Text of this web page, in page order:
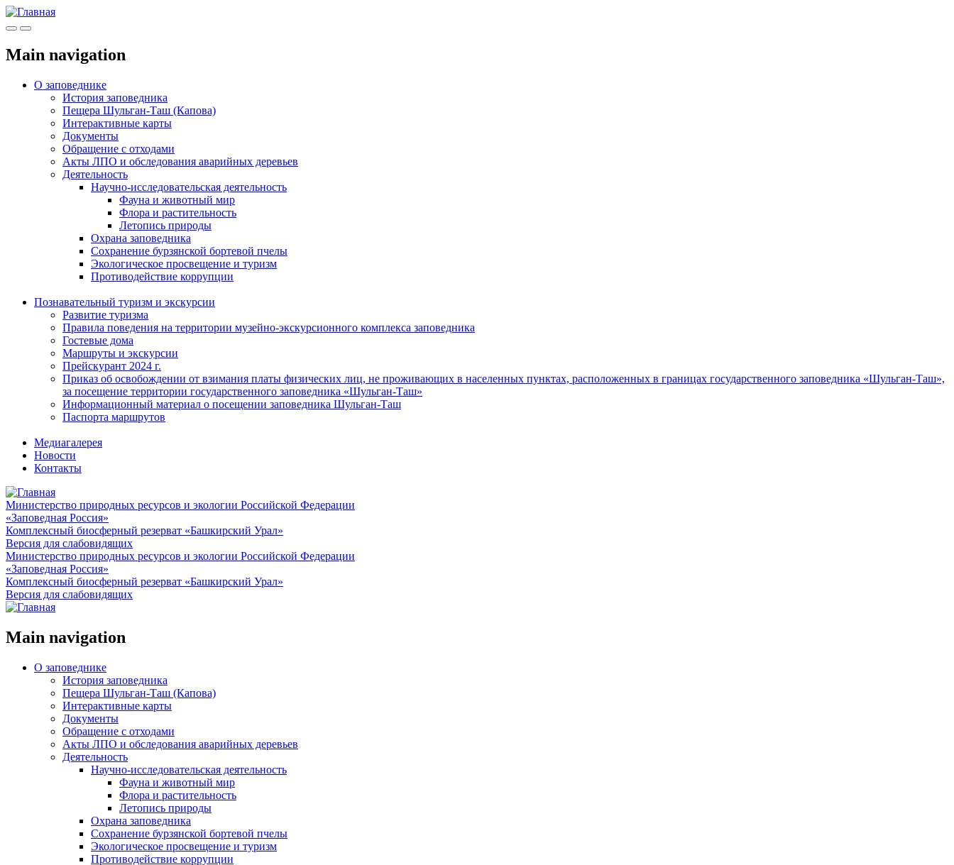
МенюИнфо
Main navigation
О заповеднике
История заповедника
Пещера Шульган-Таш (Капова)
Интерактивные карты
Документы
Обращение с отходами
Акты ЛПО и обследования аварийных деревьев
Деятельность
Научно-исследовательская деятельность
Фауна и животный мир
Флора и растительность
Летопись природы
Охрана заповедника
Сохранение бурзянской бортевой пчелы
Экологическое просвещение и туризм
Противодействие коррупции
Познавательный туризм и экскурсии
Развитие туризма
Правила поведения на территории музейно-экскурсионного комплекса заповедника
Гостевые дома
Маршруты и экскурсии
Прейскурант 2024 г.
Приказ об освобождении от взимания платы физических лиц, не проживающих в населенных пунктах, расположенных в границах государственного заповедника «Шульган-Таш»,
за посещение территории государственного заповедника «Шульган-Таш»
Информационный материал о посещении заповедника Шульган-Таш
Паспорта маршрутов
Медиагалерея
Новости
Контакты
Министерство природных ресурсов и экологии Российской Федерации
«Заповедная Россия»
Комплексный биосферный резерват «Башкирский Урал»
Версия для слабовидящих
Министерство природных ресурсов и экологии Российской Федерации
«Заповедная Россия»
Комплексный биосферный резерват «Башкирский Урал»
Версия для слабовидящих
Main navigation
О заповеднике
История заповедника
Пещера Шульган-Таш (Капова)
Интерактивные карты
Документы
Обращение с отходами
Акты ЛПО и обследования аварийных деревьев
Деятельность
Научно-исследовательская деятельность
Фауна и животный мир
Флора и растительность
Летопись природы
Охрана заповедника
Сохранение бурзянской бортевой пчелы
Экологическое просвещение и туризм
Противодействие коррупции